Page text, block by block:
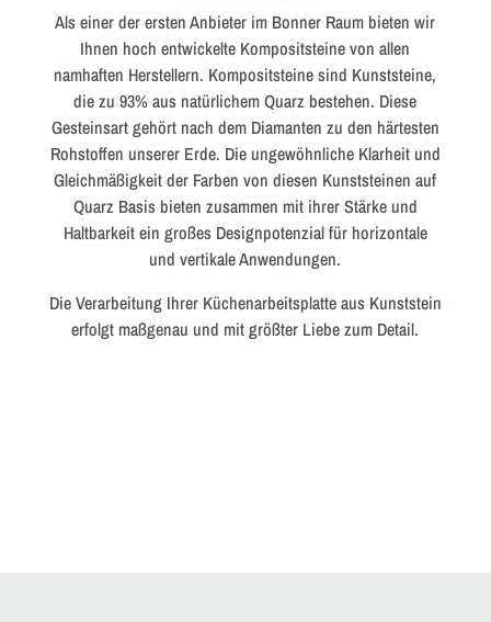
Als einer der ersten Anbieter im Bonner Raum bieten wir
Ihnen hoch entwickelte Kompositsteine von allen
namhaften Herstellern. Kompositsteine sind Kunststeine,
die zu 93% aus natürlichem Quarz bestehen. Diese
Gesteinsart gehört nach dem Diamanten zu den härtesten
Rohstoffen unserer Erde. Die ungewöhnliche Klarheit und
Gleichmäßigkeit der Farben von diesen Kunststeinen auf
Quarz Basis bieten zusammen mit ihrer Stärke und
Haltbarkeit ein großes Designpotenzial für horizontale
und vertikale Anwendungen.
Die Verarbeitung Ihrer Küchenarbeitsplatte aus Kunststein
erfolgt maßgenau und mit größter Liebe zum Detail.